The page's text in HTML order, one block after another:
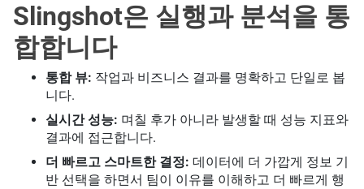
Slingshot은 실행과 분석을 통
합합니다
통합 뷰: 작업과 비즈니스 결과를 명확하고 단일로 봅
니다.
실시간 성능: 며칠 후가 아니라 발생할 때 성능 지표와
결과에 접근합니다.
더 빠르고 스마트한 결정: 데이터에 더 가깝게 정보 기
반 선택을 하면서 팀이 이유를 이해하고 더 빠르게 행